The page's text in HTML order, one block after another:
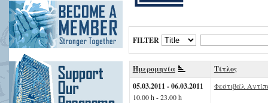
FILTER
Ημερομηνία
Τίτλος
05.03.2011 - 06.03.2011
10.00 h - 23.00 h
Φεστιβάλ